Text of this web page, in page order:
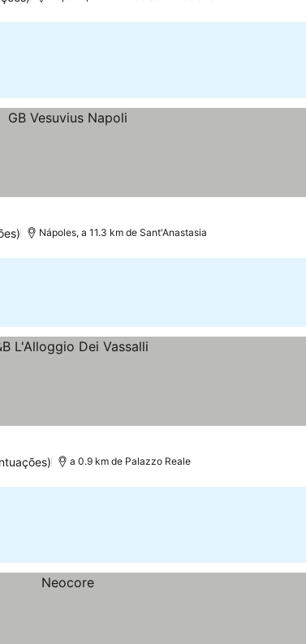
Nápoles, a 11.3 km de Sant'Anastasia
a 0.9 km de Palazzo Reale